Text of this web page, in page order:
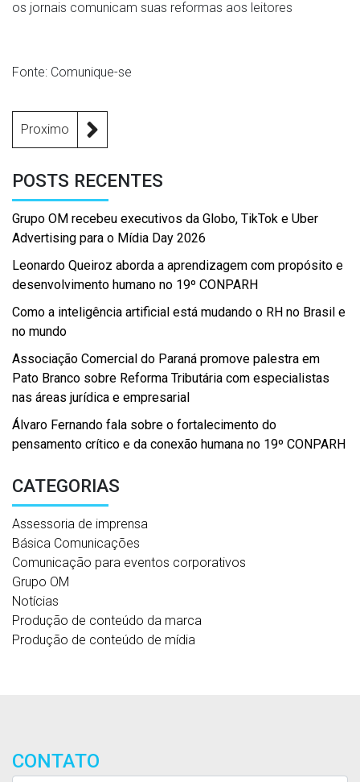
os jornais comunicam suas reformas aos leitores
Fonte: Comunique-se
Proximo
POSTS RECENTES
Grupo OM recebeu executivos da Globo, TikTok e Uber
Advertising para o Mídia Day 2026
Leonardo Queiroz aborda a aprendizagem com propósito e
desenvolvimento humano no 19º CONPARH
Como a inteligência artificial está mudando o RH no Brasil e
no mundo
Associação Comercial do Paraná promove palestra em
Pato Branco sobre Reforma Tributária com especialistas
nas áreas jurídica e empresarial
Álvaro Fernando fala sobre o fortalecimento do
pensamento crítico e da conexão humana no 19º CONPARH
CATEGORIAS
Assessoria de imprensa
Básica Comunicações
Comunicação para eventos corporativos
Grupo OM
Notícias
Produção de conteúdo da marca
Produção de conteúdo de mídia
CONTATO